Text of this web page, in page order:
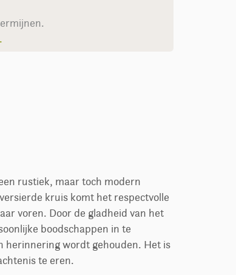
rustiek, maar toch modern
kruis komt het respectvolle
voren. Door de gladheid van het
boodschappen in te
herinnering wordt gehouden. Het is
te eren.